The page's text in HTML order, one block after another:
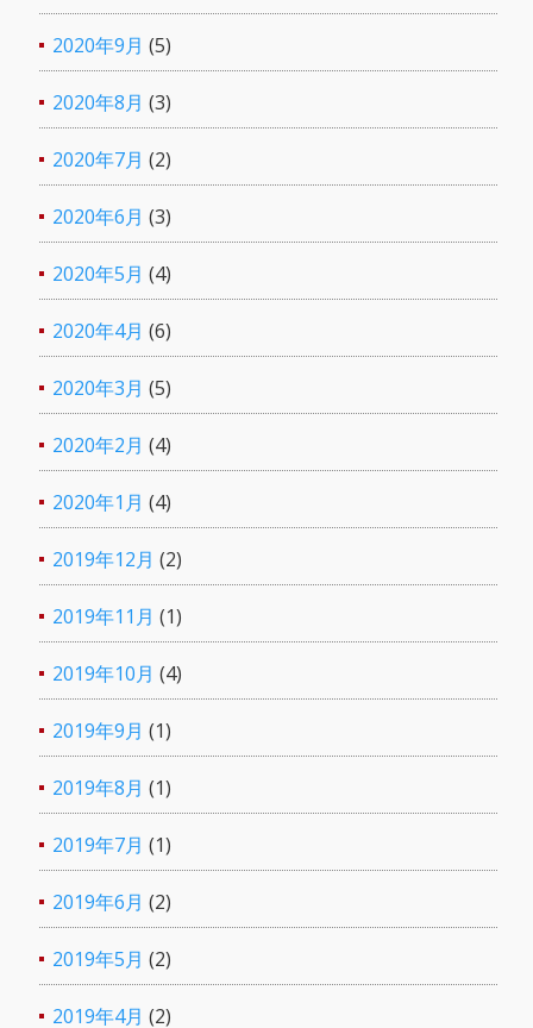
2020年9月 (5)
2020年8月 (3)
2020年7月 (2)
2020年6月 (3)
2020年5月 (4)
2020年4月 (6)
2020年3月 (5)
2020年2月 (4)
2020年1月 (4)
2019年12月 (2)
2019年11月 (1)
2019年10月 (4)
2019年9月 (1)
2019年8月 (1)
2019年7月 (1)
2019年6月 (2)
2019年5月 (2)
2019年4月 (2)